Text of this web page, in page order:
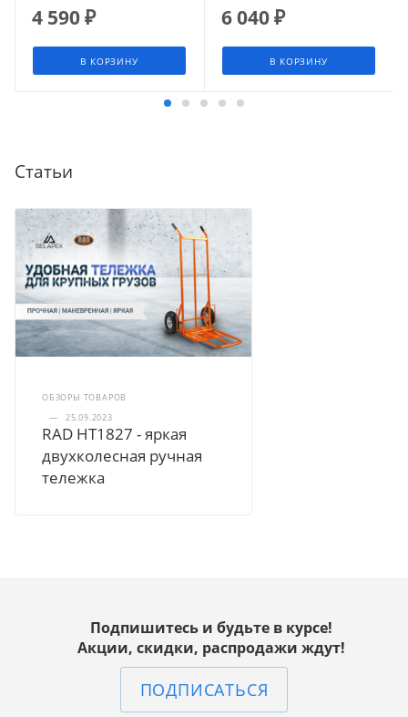
4 590₽
В КОРЗИНУ
6 040₽
В КОРЗИНУ
Статьи
ОБЗОРЫ ТОВАРОВ
—
25.09.2023
RAD HT1827 - яркая
двухколесная ручная
тележка
Подпишитесь и будьте в курсе!
Акции, скидки, распродажи ждут!
ПОДПИСАТЬСЯ